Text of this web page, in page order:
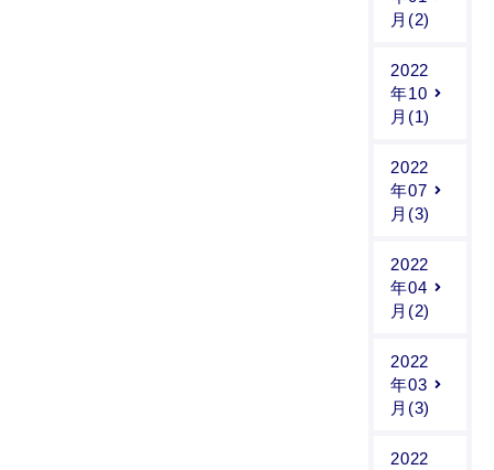
月(2)
2022
年10
月(1)
2022
年07
月(3)
2022
年04
月(2)
2022
年03
月(3)
2022